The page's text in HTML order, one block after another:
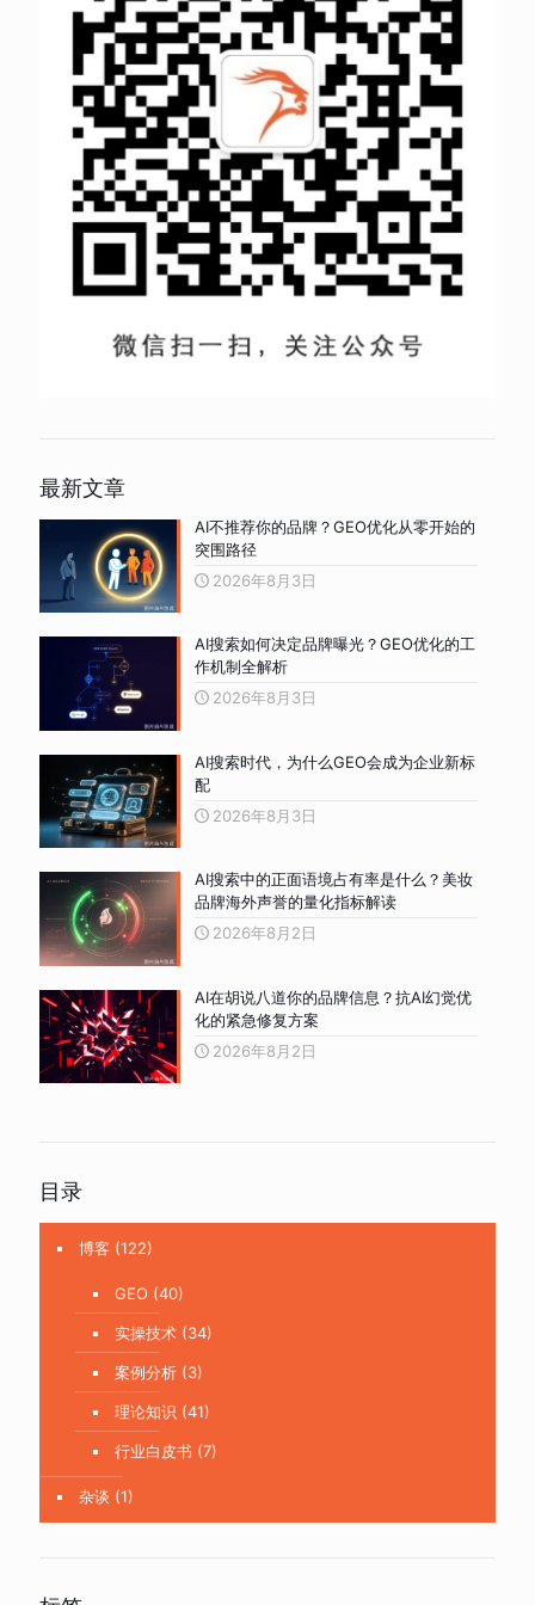
最新文章
AI不推荐你的品牌？GEO优化从零开始的
突围路径
2026年8月3日
AI搜索如何决定品牌曝光？GEO优化的工
作机制全解析
2026年8月3日
AI搜索时代，为什么GEO会成为企业新标
配
2026年8月3日
AI搜索中的正面语境占有率是什么？美妆
品牌海外声誉的量化指标解读
2026年8月2日
AI在胡说八道你的品牌信息？抗AI幻觉优
化的紧急修复方案
2026年8月2日
目录
博客 (122)
GEO (40)
实操技术 (34)
案例分析 (3)
理论知识 (41)
行业白皮书 (7)
杂谈 (1)